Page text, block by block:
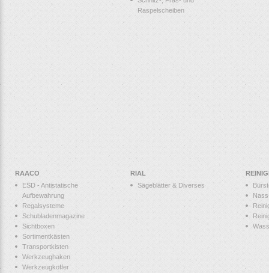
Raspelscheiben
RAACO
ESD - Antistatische
Aufbewahrung
Regalsysteme
Schubladenmagazine
Sichtboxen
Sortimentkästen
Transportkisten
Werkzeughaken
Werkzeugkoffer
RIAL
Sägeblätter & Diverses